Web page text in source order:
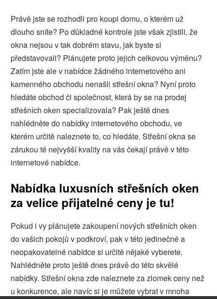
Právě jste se rozhodli pro koupi domu, o kterém už
dlouho sníte? Po důkladné kontrole jste však zjistili, že
okna nejsou v tak dobrém stavu, jak byste si
představovali? Plánujete proto jejich celkovou výměnu?
Zatím jste ale v nabídce žádného internetového ani
kamenného obchodu nenašli střešní okna? Nyní proto
hledáte obchod či společnost, která by se na prodej
střešních oken specializovala? Pak ještě dnes
nahlédněte do nabídky internetového obchodu, ve
kterém určitě naleznete to, co hledáte.Střešní oknase
zárukou té nejvyšší kvality na vás čekají právě v této
internetové nabídce.
Nabídka luxusních střešních oken
za velice přijatelné ceny je tu!
Pokud i vy plánujete zakoupení nových střešních oken
do vašich pokojů v podkroví, pak v této jedinečné a
neopakovatelné nabídce si určitě nějaké vyberete.
Nahlédněte proto ještě dnes právě do této skvělé
nabídky. Střešní okna zde naleznete za zlomek ceny než
u konkurence, ale navíc si je můžete vybrat v mnoha